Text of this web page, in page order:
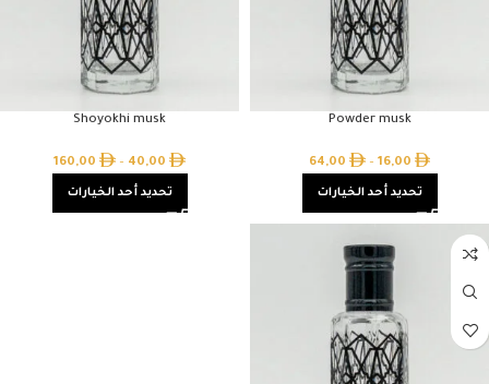
Powder musk
16,00
–
64,00
تحديد أحد الخيارات
Shoyokhi musk
40,00
–
160,00
تحديد أحد الخيارات